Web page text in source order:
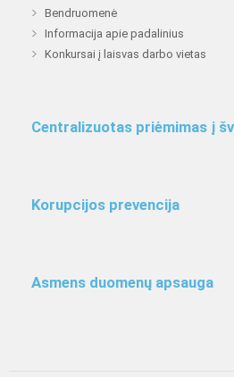
Bendruomenė
Informacija apie padalinius
Konkursai į laisvas darbo vietas
Centralizuotas priėmimas į
Korupcijos prevencija
Asmens duomenų apsauga